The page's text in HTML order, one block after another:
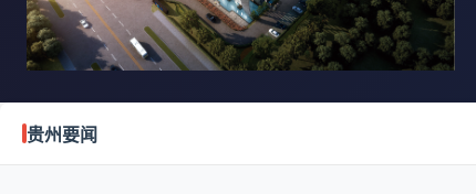
贵州要闻